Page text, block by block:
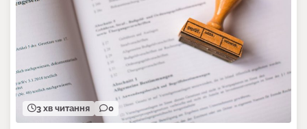
3 хв читання 0